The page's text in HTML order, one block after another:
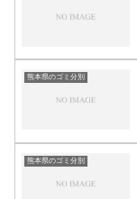
熊本県のゴミ分別
熊本県のゴミ分別